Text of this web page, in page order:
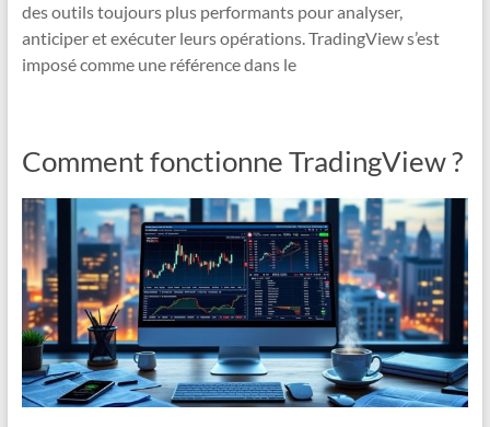
des outils toujours plus performants pour analyser,
anticiper et exécuter leurs opérations. TradingView s’est
imposé comme une référence dans le
Comment fonctionne TradingView ?